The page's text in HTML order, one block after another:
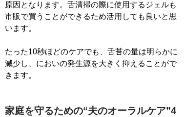
原因となります。舌清掃の際に使用するジェルも
市販で買うことができるため活用しても良いと思
います。
たった10秒ほどのケアでも、舌苔の量は明らかに
減少し、においの発生源を大きく抑えることがで
きます。
家庭を守るための“夫のオーラルケア”4